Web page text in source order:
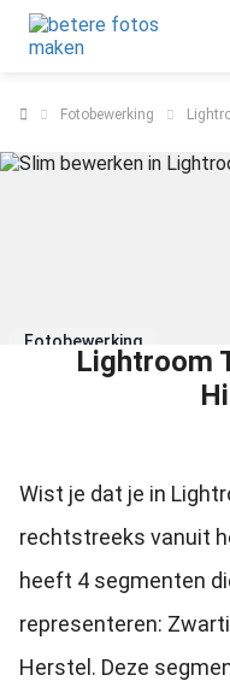
Fotobewerking
Fotobewerking
Lightroom
Wist je dat je in
rechtstreeks vanuit
heeft 4 segmenten
representeren:
Herstel. Deze